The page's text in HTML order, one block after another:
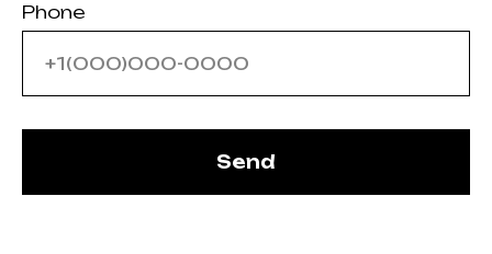
Phone
Send